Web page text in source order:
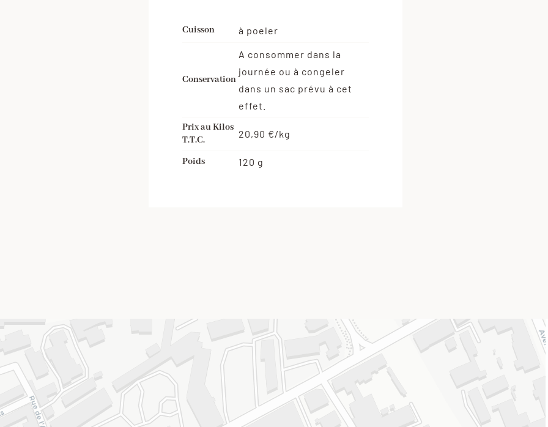
Cuisson à poeler
Conservation
A consommer dans la
journée ou à congeler
dans un sac prévu à cet
effet.
Prix au Kilos
T.T.C.
20,90 €/kg
Poids 120 g